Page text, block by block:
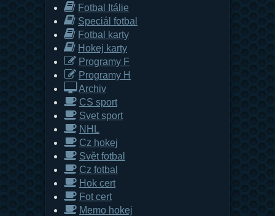
Fotbal Itálie
Speciál fotbal
Fotbal karty
Hokej karty
Programy F
Programy H
Archiv
CS sport
Svet sport
NHL
Cz hokej
Svět fotbal
Cz fotbal
Hok cert
Fot cert
Memo hokej